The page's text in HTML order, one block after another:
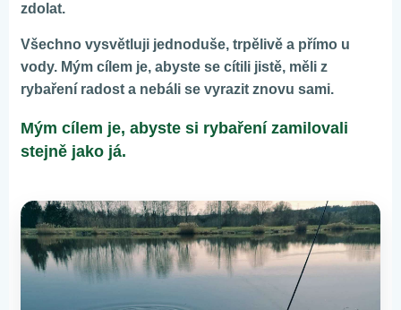
zdolat.
Všechno vysvětluji jednoduše, trpělivě a přímo u
vody. Mým cílem je, abyste se cítili jistě, měli z
rybaření radost a nebáli se vyrazit znovu sami.
Mým cílem je, abyste si rybaření zamilovali
stejně jako já.